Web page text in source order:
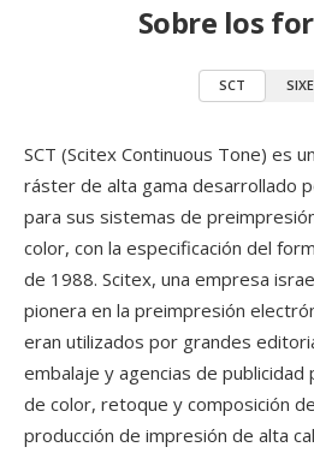
Sobre los
SCT
SCT (Scitex Continuous Tone) es
ráster de alta gama desarrollado
para sus sistemas de
color, con la especificación del
de 1988. Scitex, una empresa
pionera en la preimpresión
eran utilizados por grandes
embalaje y agencias de publicidad
de color, retoque y composición
producción de impresión de alta